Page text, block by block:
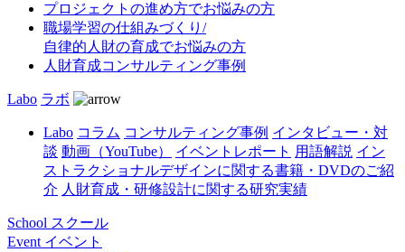
プロジェクトの進め方でお悩みの方
職場学習の仕組みづくり/
自律的人財の育成でお悩みの方
人財育成コンサルティング事例
Labo ラボ
Labo コラム コンサルティング事例 インタビュー・対
談 動画（YouTube） イベントレポート 用語解説 イン
ストラクショナルデザインに関する書籍・DVDのご紹
介 人財育成・研修設計に関する研究実績
School スクール
Event イベント